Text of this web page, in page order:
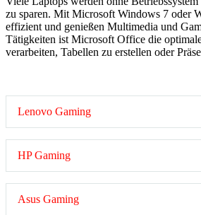
zu sparen. Mit Microsoft Windows 7 oder
effizient und genießen Multimedia und
Tätigkeiten ist Microsoft Office die
verarbeiten, Tabellen zu erstellen oder
Lenovo Gaming
HP Gaming
Asus Gaming